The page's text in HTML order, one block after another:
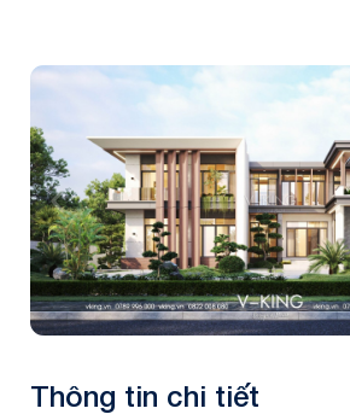
Thông tin chi tiết